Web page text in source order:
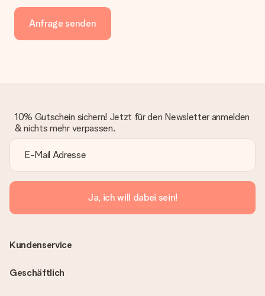
Anfrage senden
10% Gutschein sichern! Jetzt für den Newsletter anmelden
& nichts mehr verpassen.
Ja, ich will dabei sein!
Kundenservice
Geschäftlich